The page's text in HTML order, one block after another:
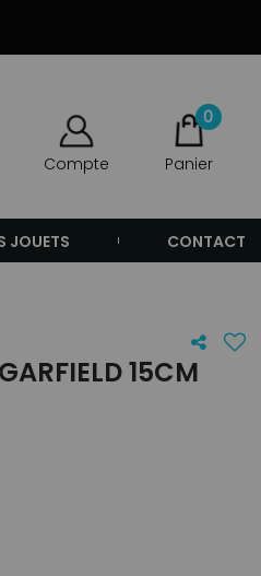
Compte
0
Panier
JOUETS CONTACT
15CM